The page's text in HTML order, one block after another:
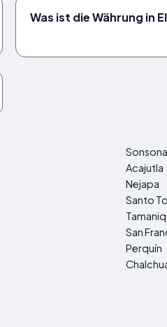
Was ist die Währung in
Acajutla
Nejapa
Santo
San
Perquín